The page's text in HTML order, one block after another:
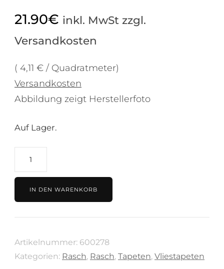
21.90€ inkl. MwSt zzgl.
Versandkosten
( 4,11 € / Quadratmeter)
Versandkosten
Abbildung zeigt Herstellerfoto
Auf Lager.
Grau,
Kollektion
Schöner
Wohnen
Rasch,
600278
IN DEN WARENKORB
Artikelnummer: 600278
Kategorien: Rasch, Rasch, Tapeten, Vliestapeten